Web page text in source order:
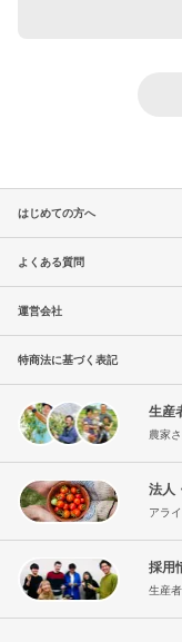
はじめての方へ
よくある質問
運営会社
特商法に基づく表記
生産
農家
法人
アラ
採用
生産